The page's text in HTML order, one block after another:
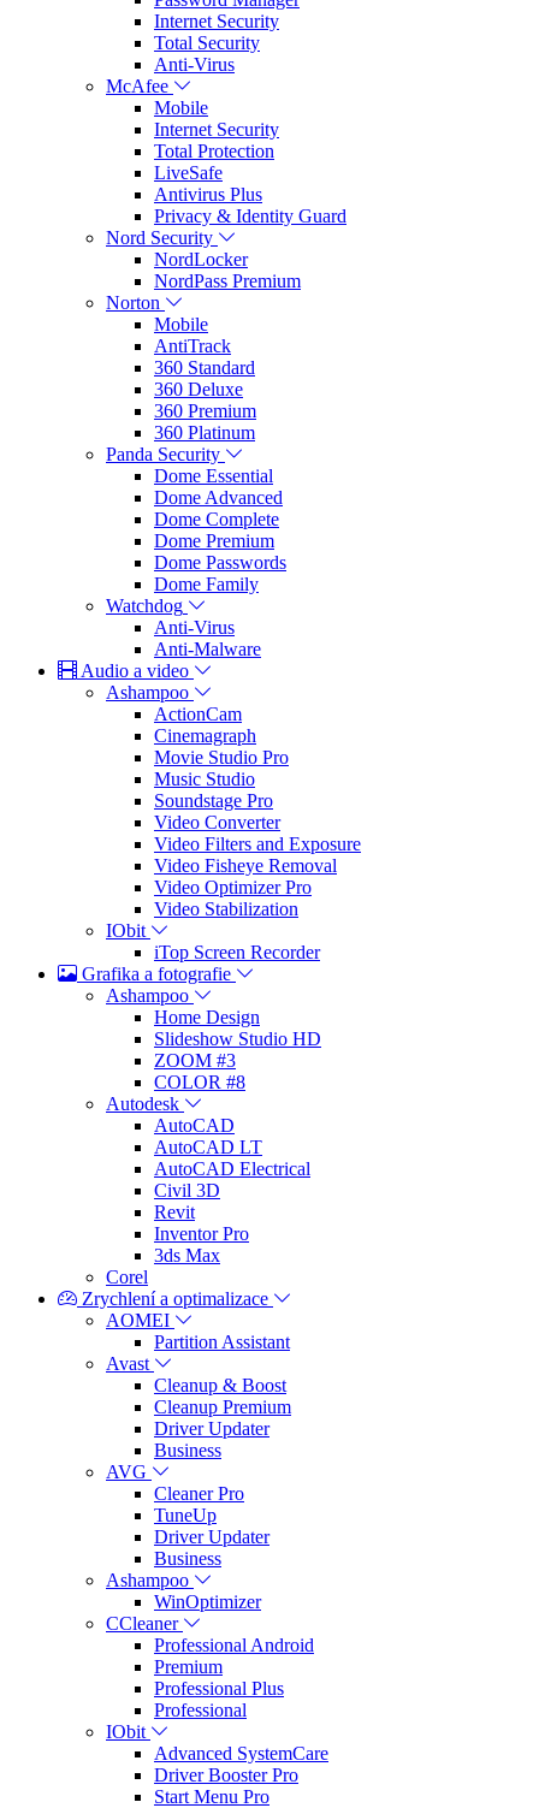
Internet Security
Total Security
Anti-Virus
McAfee
Mobile
Internet Security
Total Protection
LiveSafe
Antivirus Plus
Privacy & Identity Guard
Nord Security
NordLocker
NordPass Premium
Norton
Mobile
AntiTrack
360 Standard
360 Deluxe
360 Premium
360 Platinum
Panda Security
Dome Essential
Dome Advanced
Dome Complete
Dome Premium
Dome Passwords
Dome Family
Watchdog
Anti-Virus
Anti-Malware
Audio a video
Ashampoo
ActionCam
Cinemagraph
Movie Studio Pro
Music Studio
Soundstage Pro
Video Converter
Video Filters and Exposure
Video Fisheye Removal
Video Optimizer Pro
Video Stabilization
IObit
iTop Screen Recorder
Grafika a fotografie
Ashampoo
Home Design
Slideshow Studio HD
ZOOM #3
COLOR #8
Autodesk
AutoCAD
AutoCAD LT
AutoCAD Electrical
Civil 3D
Revit
Inventor Pro
3ds Max
Corel
Zrychlení a optimalizace
AOMEI
Partition Assistant
Avast
Cleanup & Boost
Cleanup Premium
Driver Updater
Business
AVG
Cleaner Pro
TuneUp
Driver Updater
Business
Ashampoo
WinOptimizer
CCleaner
Professional Android
Premium
Professional Plus
Professional
IObit
Advanced SystemCare
Driver Booster Pro
Start Menu Pro